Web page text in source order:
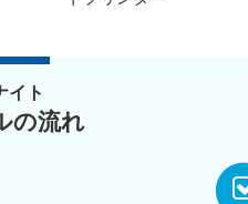
イト
の流れ